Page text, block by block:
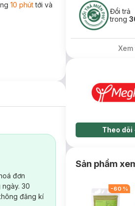
10 phúttới và
đơn
30
đăng kí
Đổi trả
trong
Theo dõi
Sản phẩm
-60 %